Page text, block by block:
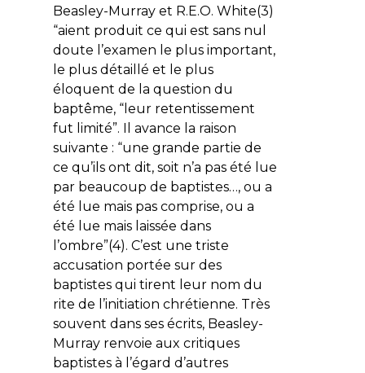
Beasley-Murray et R.E.O. White(3)
“aient produit ce qui est sans nul
doute l’examen le plus important,
le plus détaillé et le plus
éloquent de la question du
baptême, “leur retentissement
fut limité”. Il avance la raison
suivante : “une grande partie de
ce qu’ils ont dit, soit n’a pas été lue
par beaucoup de baptistes…, ou a
été lue mais pas comprise, ou a
été lue mais laissée dans
l’ombre”(4). C’est une triste
accusation portée sur des
baptistes qui tirent leur nom du
rite de l’initiation chrétienne. Très
souvent dans ses écrits, Beasley-
Murray renvoie aux critiques
baptistes à l’égard d’autres